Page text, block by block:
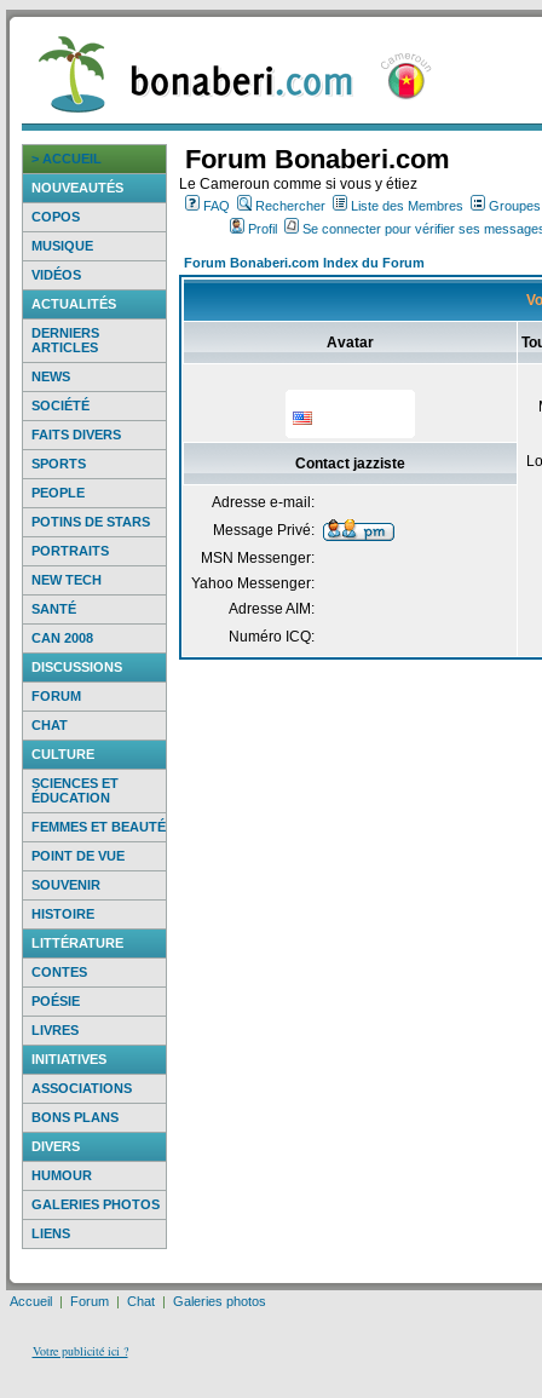
> ACCUEIL
NOUVEAUTÉS
COPOS
MUSIQUE
VIDÉOS
ACTUALITÉS
DERNIERS
ARTICLES
NEWS
SOCIÉTÉ
FAITS DIVERS
SPORTS
PEOPLE
POTINS DE STARS
PORTRAITS
NEW TECH
SANTÉ
CAN 2008
DISCUSSIONS
FORUM
CHAT
CULTURE
SCIENCES ET
ÉDUCATION
FEMMES ET BEAUTÉ
POINT DE VUE
SOUVENIR
HISTOIRE
LITTÉRATURE
CONTES
POÉSIE
LIVRES
INITIATIVES
ASSOCIATIONS
BONS PLANS
DIVERS
HUMOUR
GALERIES PHOTOS
LIENS
Forum Bonaberi.com
Le Cameroun comme si vous y étiez
FAQ Rechercher Liste des Membres
Profil
Se connecter pour vérifier ses
Forum Bonaberi.com Index du Forum
Avatar
Contact jazziste
Adresse e-mail:
Message Privé:
MSN Messenger:
Yahoo Messenger:
Adresse AIM:
Numéro ICQ:
Accueil | Forum | Chat | Galeries photos
Votre publicité ici ?